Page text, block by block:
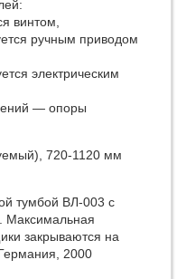
винтом,
ручным приводом
электрическим
— опоры
720-1120 мм
тумбой ВЛ-003 с
закрываются на
2000